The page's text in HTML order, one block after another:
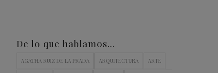
De lo que hablamos…
AGATHA RUIZ DE LA PRADA ARQUITECTURA ARTE